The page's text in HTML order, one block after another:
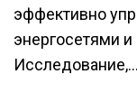
эффективно
энергосетями
Исследование,...